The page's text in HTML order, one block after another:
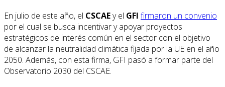
En julio de este año, el CSCAEy el GFI firmaron un convenio
por el cual se busca incentivar y apoyar proyectos
estratégicos de interés común en el sector con el objetivo
de alcanzar la neutralidad climática fijada por la UE en el año
2050. Además, con esta firma, GFI pasó a formar parte del
Observatorio 2030 del CSCAE.